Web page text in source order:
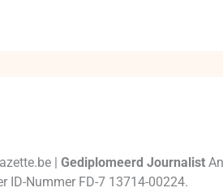
|Gediplomeerd Journalist
ID-Nummer FD-7 13714-00224.